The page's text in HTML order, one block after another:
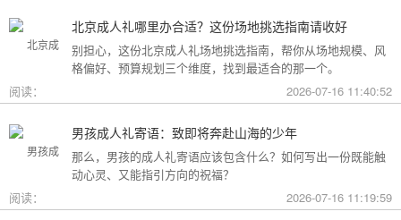
北京成人礼哪里办合适？这份场地挑选指南请收好
别担心，这份北京成人礼场地挑选指南，帮你从场地规模、风
格偏好、预算规划三个维度，找到最适合的那一个。
阅读：
2026-07-16 11:40:52
男孩成人礼寄语：致即将奔赴山海的少年
那么，男孩的成人礼寄语应该包含什么？如何写出一份既能触
动心灵、又能指引方向的祝福？
阅读：
2026-07-16 11:19:59